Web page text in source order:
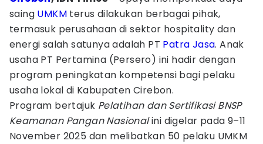
saing UMKM terus dilakukan berbagai pihak,
termasuk perusahaan di sektor hospitality dan
energi salah satunya adalah PT Patra Jasa. Anak
usaha PT Pertamina (Persero) ini hadir dengan
program peningkatan kompetensi bagi pelaku
usaha lokal di Kabupaten Cirebon.
Program bertajuk Pelatihan dan Sertifikasi BNSP
Keamanan Pangan Nasionalini digelar pada 9–11
November 2025 dan melibatkan 50 pelaku UMKM